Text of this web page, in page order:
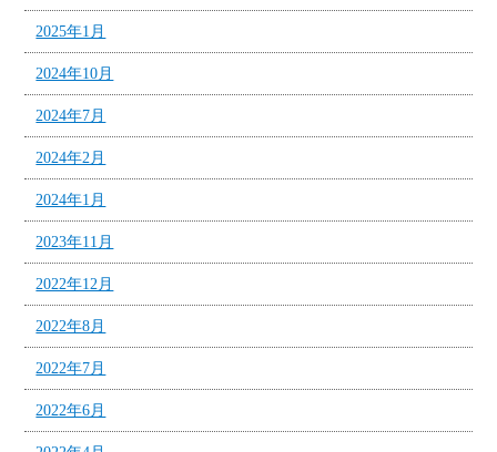
2025年1月
2024年10月
2024年7月
2024年2月
2024年1月
2023年11月
2022年12月
2022年8月
2022年7月
2022年6月